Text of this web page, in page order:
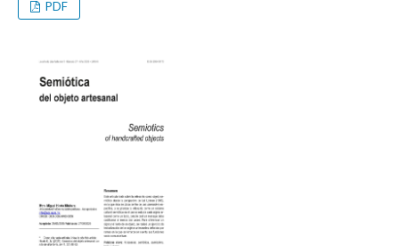
PDF